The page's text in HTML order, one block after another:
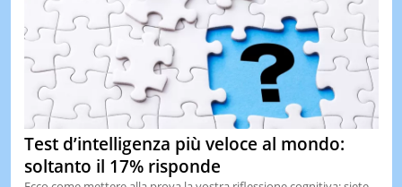
Test d’intelligenza più veloce al mondo:
soltanto il 17% risponde